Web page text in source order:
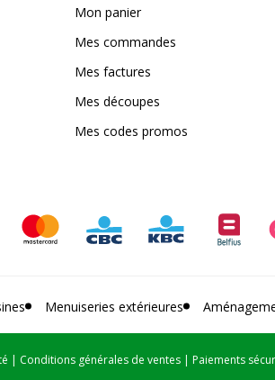
Mon panier
Mes commandes
Mes factures
Mes découpes
Mes codes promos
Menuiseries extérieures
| Conditions générales de ventes | Paiements